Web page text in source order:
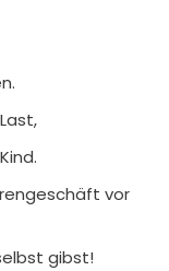
vor
gibst!